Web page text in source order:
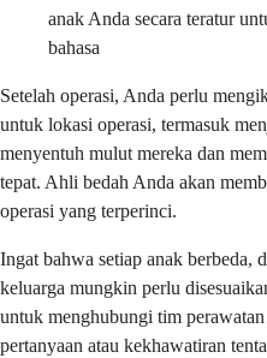
anak Anda secara teratur
bahasa
Setelah operasi, Anda perlu
untuk lokasi operasi, termasuk
menyentuh mulut mereka dan
tepat. Ahli bedah Anda akan
operasi yang terperinci.
Ingat bahwa setiap anak berbeda,
keluarga mungkin perlu
untuk menghubungi tim
pertanyaan atau kekhawatiran